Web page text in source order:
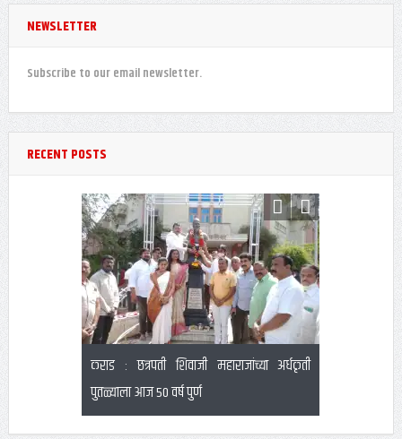
NEWSLETTER
Subscribe to our email newsletter.
RECENT POSTS
कराड : छत्रपती शिवाजी महाराजांच्या अर्धकृती
पुतळ्याला आज 50 वर्ष पुर्ण
फायनान्स
दरेकरांना